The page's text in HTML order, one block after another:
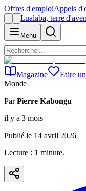
Offres d'emploiAppels
Lualaba, terre
Menu
Magazine Faire
Monde
Par Pierre Kabongu
il y a 3 mois
Publié le 14 avril 2026
Lecture : 1 minute.